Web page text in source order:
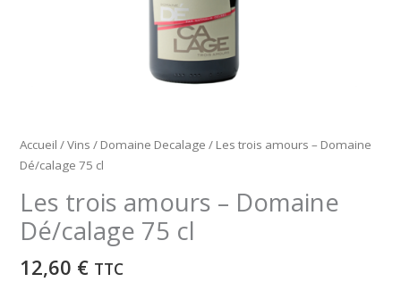
Accueil /Vins / Domaine Decalage / Les trois amours – Domaine
Dé/calage 75 cl
Les trois amours – Domaine
Dé/calage 75 cl
12,60 € TTC